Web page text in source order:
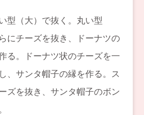
型（大）で抜く。丸い型
にチーズを抜き、ドーナツの
る。ドーナツ状のチーズを一
、サンタ帽子の縁を作る。ス
ズを抜き、サンタ帽子のボン